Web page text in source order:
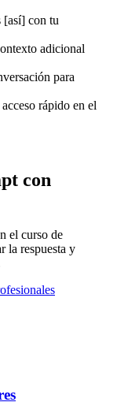
[así] con tu
adicional
para
rápido en el
con
el curso de
la respuesta y